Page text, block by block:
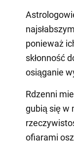
ponieważ
skłonność
osiąganie
Rdzenni
gubią się w
ofiarami